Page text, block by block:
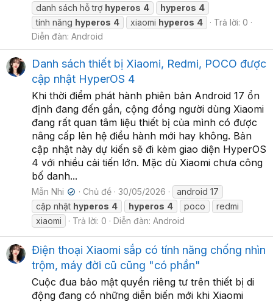
danh sách hỗ trợ hyperos 4 hyperos 4
tính năng hyperos 4 xiaomi hyperos 4
Trả lời: 0
Diễn đàn: Android
Danh sách thiết bị Xiaomi, Redmi, POCO được
cập nhật HyperOS 4
Khi thời điểm phát hành phiên bản Android 17 ổn
định đang đến gần, cộng đồng người dùng Xiaomi
đang rất quan tâm liệu thiết bị của mình có được
nâng cấp lên hệ điều hành mới hay không. Bản
cập nhật này dự kiến sẽ đi kèm giao diện HyperOS
4 với nhiều cải tiến lớn. Mặc dù Xiaomi chưa công
bố danh...
Mẫn Nhi ✔ Chủ đề 30/05/2026
android 17
cập nhật hyperos 4 hyperos 4 poco
redmi
xiaomi
Trả lời: 0 Diễn đàn: Android
Điện thoại Xiaomi sắp có tính năng chống nhìn
trộm, máy đời cũ cũng "có phần"
Cuộc đua bảo mật quyền riêng tư trên thiết bị di
động đang có những diễn biến mới khi Xiaomi